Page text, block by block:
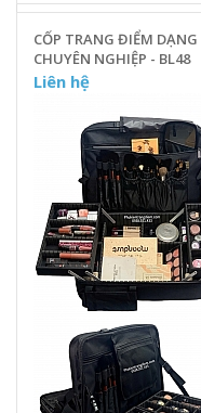
CỐP TRANG ĐIỂM
CHUYÊN NGHIỆP - BL48
Liên hệ